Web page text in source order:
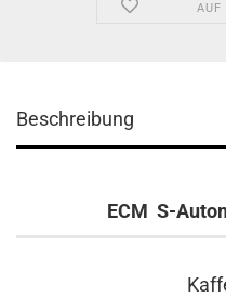
AUF
Beschreibung
ECM S-